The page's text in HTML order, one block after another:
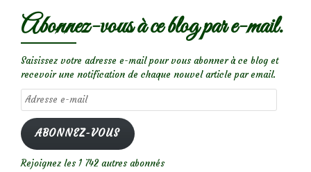
Abonnez-vous à ce blog par e-mail.
Saisissez votre adresse e-mail pour vous abonner à ce blog et
recevoir une notification de chaque nouvel article par email.
Adresse
e-
mail
ABONNEZ-VOUS
Rejoignez les 1 742 autres abonnés